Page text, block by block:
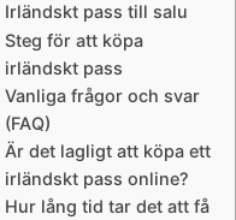
Irländskt pass till salu
Steg för att köpa
irländskt pass
Vanliga frågor och svar
(FAQ)
Är det lagligt att köpa ett
irländskt pass online?
Hur lång tid tar det att få